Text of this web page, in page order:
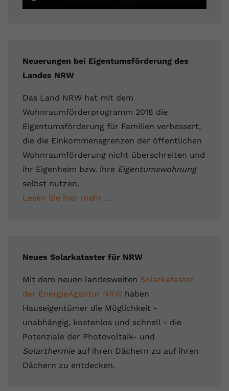
Neuerungen bei Eigentumsförderung des
Landes NRW
Das Land NRW hat mit dem
Wohnraumförderprogramm 2018 die
Eigentumsförderung für Familien verbessert,
die die Einkommensgrenzen der öffentlichen
Wohnraumförderung nicht überschreiten und
ihr Eigenheim bzw. ihre Eigentumswohnung
selbst nutzen.
Lesen Sie hier mehr ...
Neues Solarkataster für NRW
Mit dem neuen landesweiten Solarkataster
der EnergieAgentur NRW haben
Hauseigentümer die Möglichkeit -
unabhängig, kostenlos und schnell - die
Potenziale der Photovoltaik- und
Solarthermieauf ihren Dächern zu auf ihren
Dächern zu entdecken.